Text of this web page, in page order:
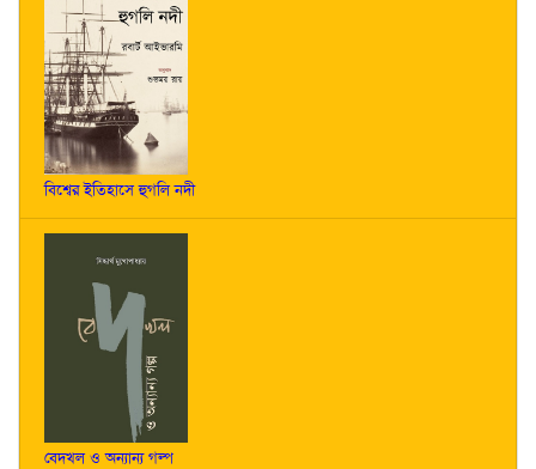
বিশ্বের ইতিহাসে হুগলি নদী
বেদখল ও অন্যান্য গল্প